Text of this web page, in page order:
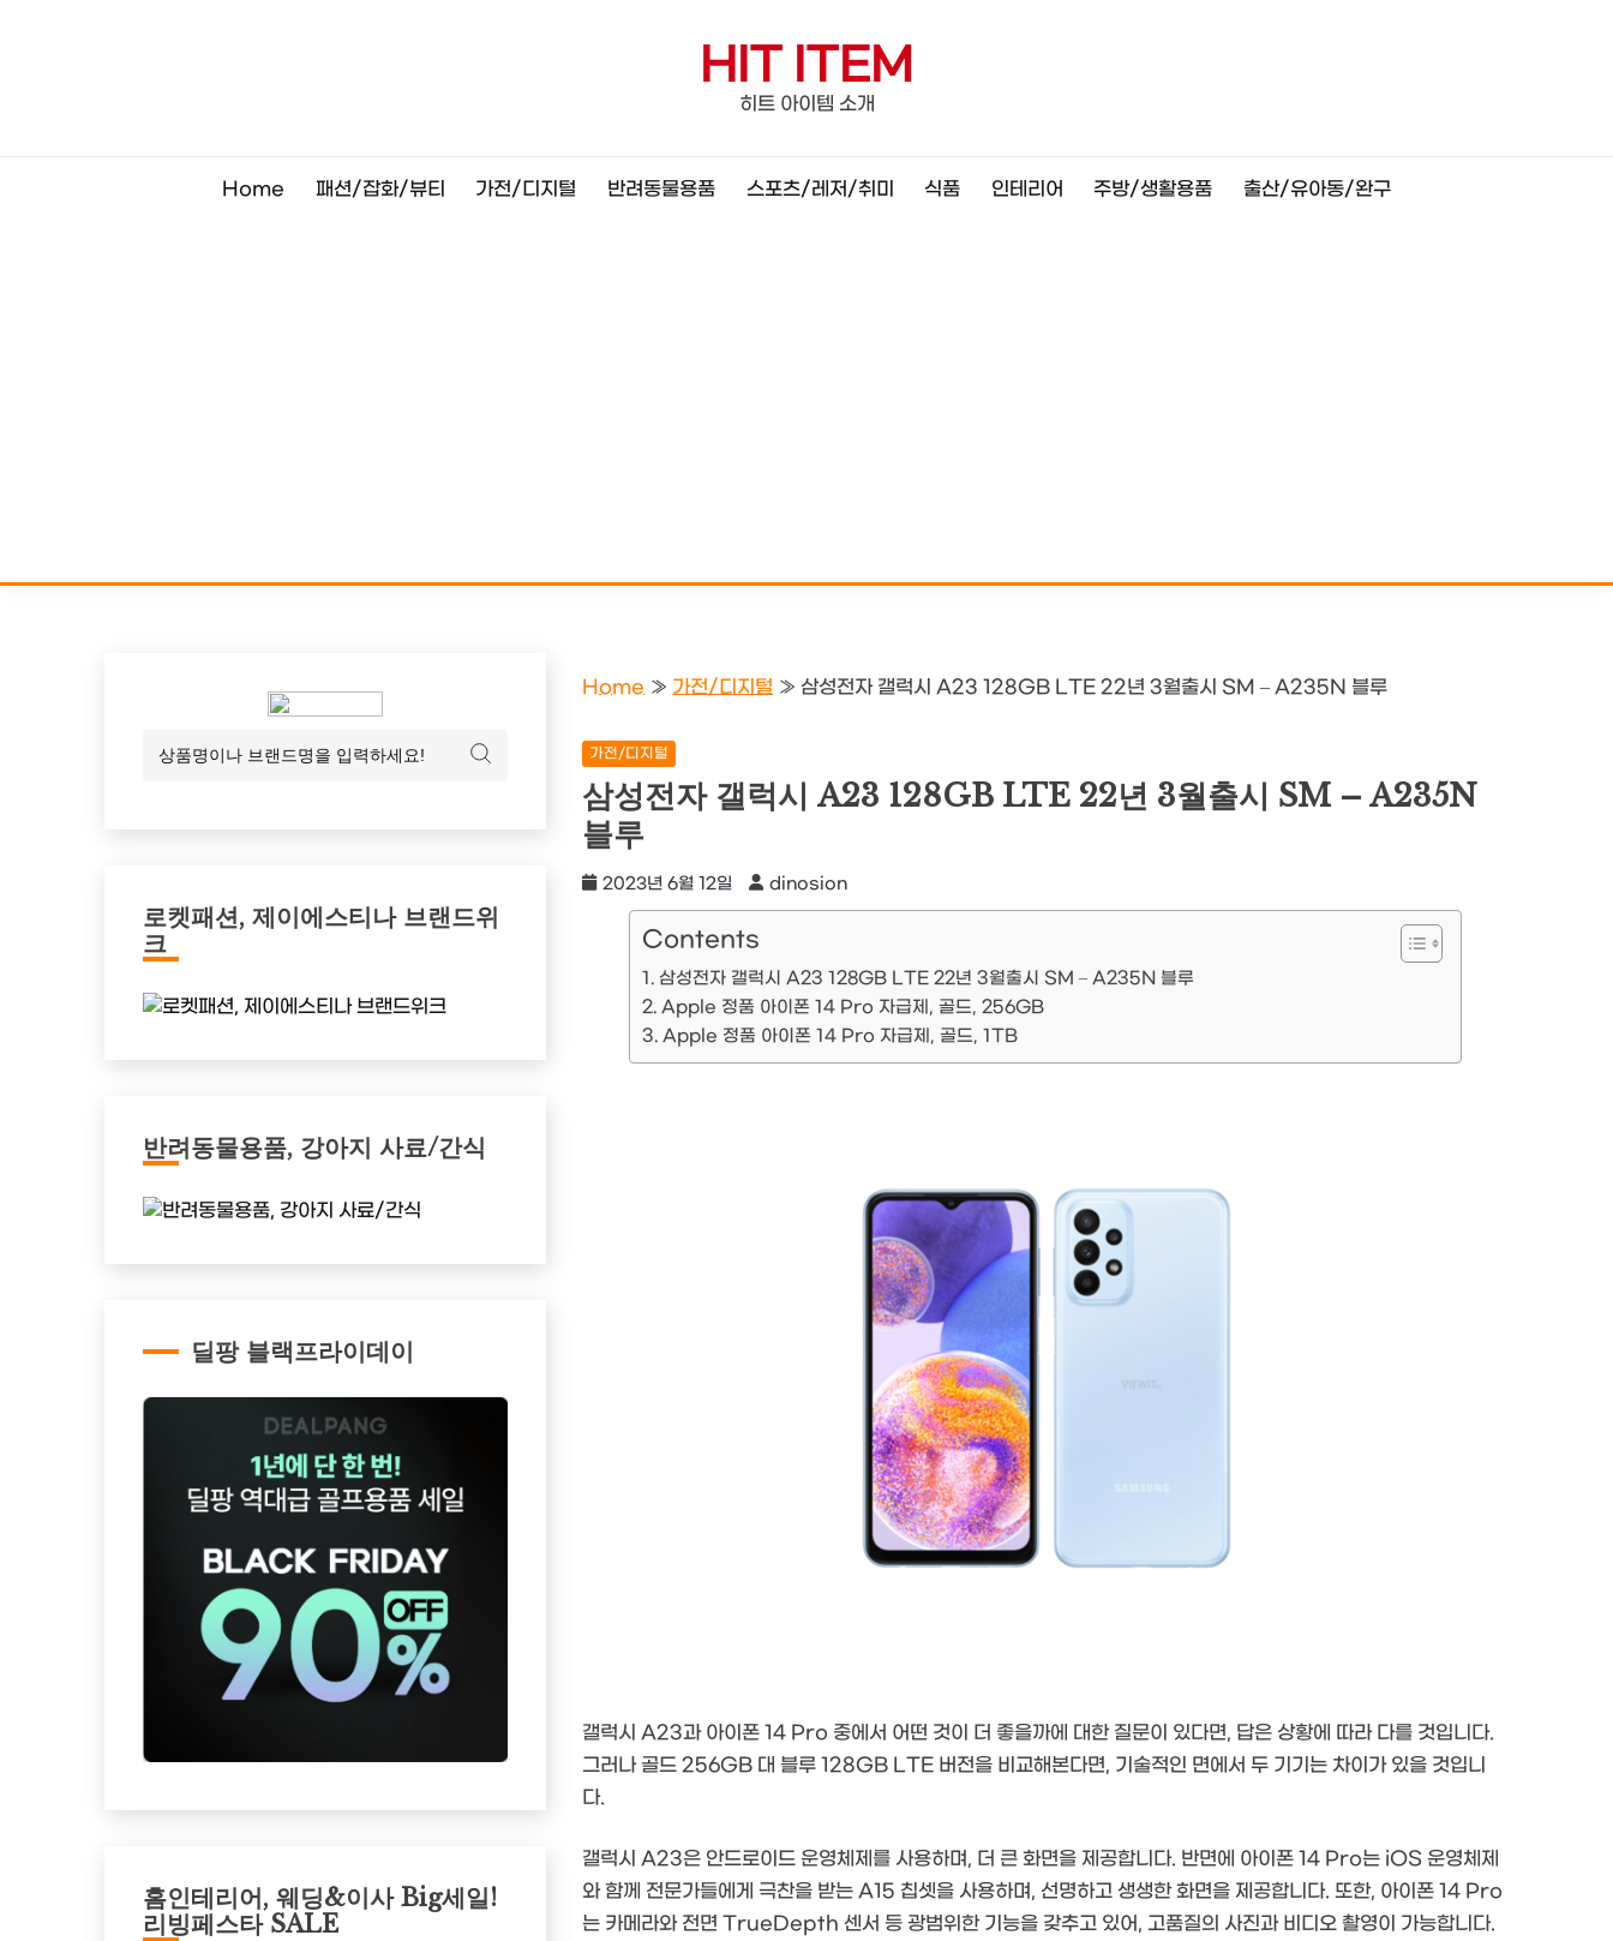
HIT ITEM
히트 아이템 소개
Home 패션/잡화/뷰티 가전/디지털 반려동물용품 스포츠/레저/취미 식품 인테리어 주방/생활용품 출산/유아동/완구
Home » 가전/디지털 » 삼성전자 갤럭시 A23 128GB LTE 22년 3월출시 SM – A235N 블루
가전/디지털
삼성전자 갤럭시 A23 128GB LTE 22년 3월출시 SM – A235N
블루
2023년 6월 12일 dinosion
Contents
삼성전자 갤럭시 A23 128GB LTE 22년 3월출시 SM – A235N 블루
Apple 정품 아이폰 14 Pro 자급제, 골드, 256GB
Apple 정품 아이폰 14 Pro 자급제, 골드, 1TB
갤럭시 A23과 아이폰 14 Pro 중에서 어떤 것이 더 좋을까에 대한 질문이 있다면, 답은 상황에 따라 다를 것입니다.
그러나 골드 256GB 대 블루 128GB LTE 버전을 비교해본다면, 기술적인 면에서 두 기기는 차이가 있을 것입니
다.
갤럭시 A23은 안드로이드 운영체제를 사용하며, 더 큰 화면을 제공합니다. 반면에 아이폰 14 Pro는 iOS 운영체제
와 함께 전문가들에게 극찬을 받는 A15 칩셋을 사용하며, 선명하고 생생한 화면을 제공합니다. 또한, 아이폰 14 Pro
는 카메라와 전면 TrueDepth 센서 등 광범위한 기능을 갖추고 있어, 고품질의 사진과 비디오 촬영이 가능합니다.
로켓패션, 제이에스티나 브랜드위
크
반려동물용품, 강아지 사료/간식
딜팡 블랙프라이데이
홈인테리어, 웨딩&이사 Big세일!
리빙페스타 SALE